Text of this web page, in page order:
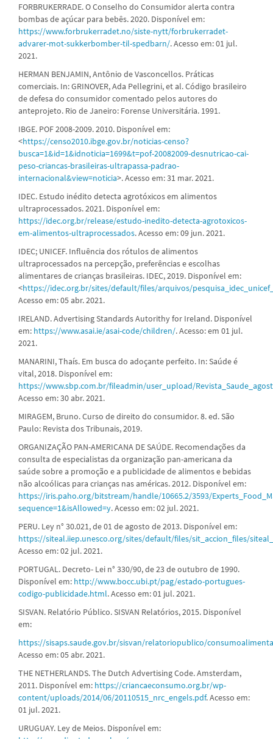
FORBRUKERRADE. O Conselho do Consumidor alerta contra
bombas de açúcar para bebês. 2020. Disponível em:
https://www.forbrukerradet.no/siste-nytt/forbrukerradet-
advarer-mot-sukkerbomber-til-spedbarn/. Acesso em: 01 jul.
2021.
HERMAN BENJAMIN, Antônio de Vasconcellos. Práticas
comerciais. In: GRINOVER, Ada Pellegrini, et al. Código brasileiro
de defesa do consumidor comentado pelos autores do
anteprojeto. Rio de Janeiro: Forense Universitária. 1991.
IBGE. POF 2008-2009. 2010. Disponível em:
<https://censo2010.ibge.gov.br/noticias-censo?
busca=1&id=1&idnoticia=1699&t=pof-20082009-desnutricao-cai-
peso-criancas-brasileiras-ultrapassa-padrao-
internacional&view=noticia>. Acesso em: 31 mar. 2021.
IDEC. Estudo inédito detecta agrotóxicos em alimentos
ultraprocessados. 2021. Disponível em:
https://idec.org.br/release/estudo-inedito-detecta-agrotoxicos-
em-alimentos-ultraprocessados. Acesso em: 09 jun. 2021.
IDEC; UNICEF. Influência dos rótulos de alimentos
ultraprocessados na percepção, preferências e escolhas
alimentares de crianças brasileiras. IDEC, 2019. Disponível em:
<https://idec.org.br/sites/default/files/arquivos/
Acesso em: 05 abr. 2021.
IRELAND. Advertising Standards Autorithy for Ireland. Disponível
em: https://www.asai.ie/asai-code/children/. Acesso: em 01 jul.
2021.
MANARINI, Thaís. Em busca do adoçante perfeito. In: Saúde é
vital, 2018. Disponível em:
https://www.sbp.com.br/fileadmin/user_upload/
Acesso em: 30 abr. 2021.
MIRAGEM, Bruno. Curso de direito do consumidor. 8. ed. São
Paulo: Revista dos Tribunais, 2019.
ORGANIZAÇÃO PAN-AMERICANA DE SAÚDE. Recomendações da
consulta de especialistas da organização pan-americana da
saúde sobre a promoção e a publicidade de alimentos e bebidas
não alcoólicas para crianças nas américas. 2012. Disponível em:
https://iris.paho.org/bitstream/handle/10665.2/3593/
sequence=1&isAllowed=y. Acesso em: 02 jul. 2021.
PERU. Ley n° 30.021, de 01 de agosto de 2013. Disponível em:
https://siteal.iiep.unesco.org/sites/default/files/sit_accion_files/
Acesso em: 02 jul. 2021.
PORTUGAL. Decreto- Lei n° 330/90, de 23 de outubro de 1990.
Disponível em: http://www.bocc.ubi.pt/pag/estado-portugues-
codigo-publicidade.html. Acesso em: 01 jul. 2021.
SISVAN. Relatório Público. SISVAN Relatórios, 2015. Disponível
em:
https://sisaps.saude.gov.br/sisvan/relatoriopublico/
Acesso em: 05 abr. 2021.
THE NETHERLANDS. The Dutch Advertising Code. Amsterdam,
2011. Disponível em: https://criancaeconsumo.org.br/wp-
content/uploads/2014/06/20110515_nrc_engels.pdf. Acesso em:
01 jul. 2021.
URUGUAY. Ley de Meios. Disponível em: